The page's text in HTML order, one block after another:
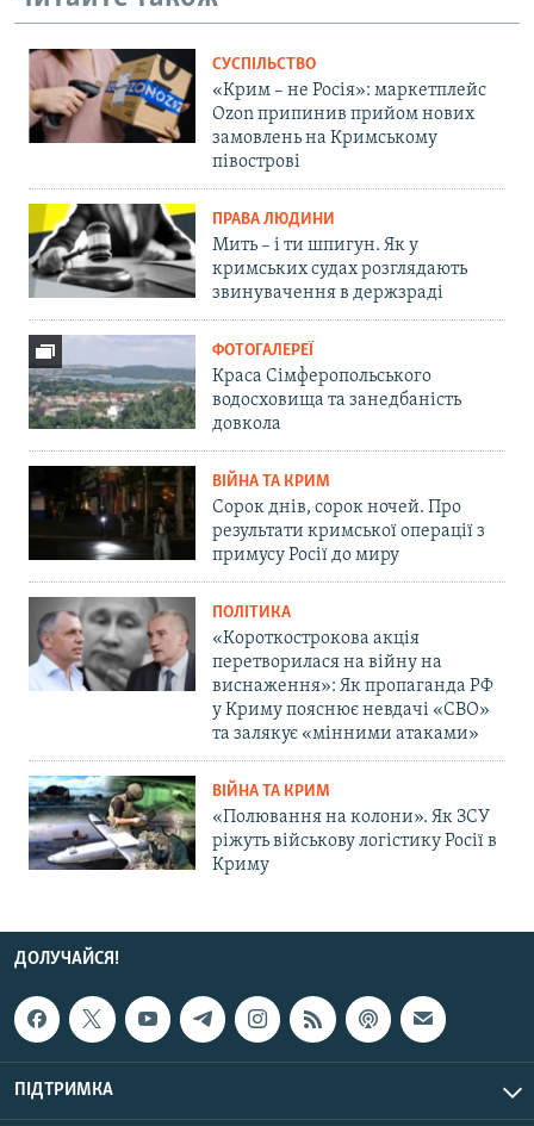
СУСПІЛЬСТВО
«Крим – не Росія»: маркетплейс
Ozon припинив прийом нових
замовлень на Кримському
півострові
ПРАВА ЛЮДИНИ
Мить – і ти шпигун. Як у
кримських судах розглядають
звинувачення в держзраді
ФОТОГАЛЕРЕЇ
Краса Сімферопольського
водосховища та занедбаність
довкола
ВІЙНА ТА КРИМ
Сорок днів, сорок ночей. Про
результати кримської операції з
примусу Росії до миру
ПОЛІТИКА
«Короткострокова акція
перетворилася на війну на
виснаження»: Як пропаганда РФ
у Криму пояснює невдачі «СВО»
та залякує «мінними атаками»
ВІЙНА ТА КРИМ
«Полювання на колони». Як ЗСУ
ріжуть військову логістику Росії в
Криму
ДОЛУЧАЙСЯ!
ПІДТРИМКА